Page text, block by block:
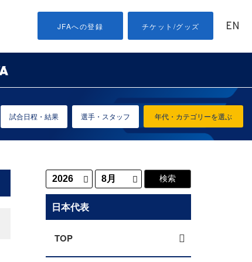
JFAへの登録 チケット/グッズ EN
年代・カテゴリーを選ぶ
試合日程・結果 選手・スタッフ
日本代表
TOP